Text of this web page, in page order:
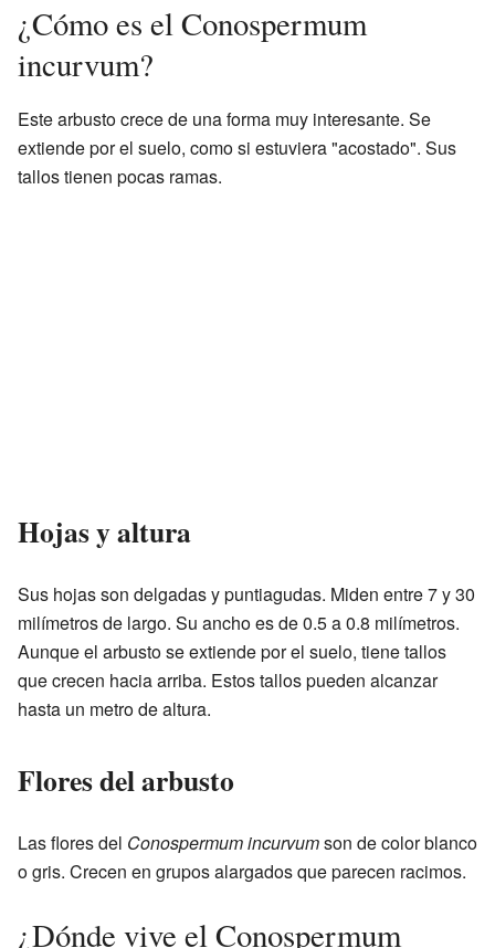
¿Cómo es el Conospermum
incurvum?
Este arbusto crece de una forma muy interesante. Se
extiende por el suelo, como si estuviera "acostado". Sus
tallos tienen pocas ramas.
Hojas y altura
Sus hojas son delgadas y puntiagudas. Miden entre 7 y 30
milímetros de largo. Su ancho es de 0.5 a 0.8 milímetros.
Aunque el arbusto se extiende por el suelo, tiene tallos
que crecen hacia arriba. Estos tallos pueden alcanzar
hasta un metro de altura.
Flores del arbusto
Las flores del Conospermum incurvumson de color blanco
o gris. Crecen en grupos alargados que parecen racimos.
¿Dónde vive el Conospermum